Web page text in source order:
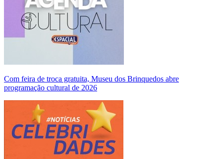
Com feira de troca gratuita, Museu dos Brinquedos abre
programação cultural de 2026